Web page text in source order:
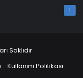
1
Saklıdır
Kullanım Politikası